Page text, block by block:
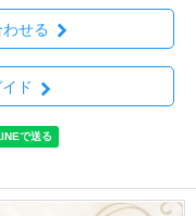
せる
ド